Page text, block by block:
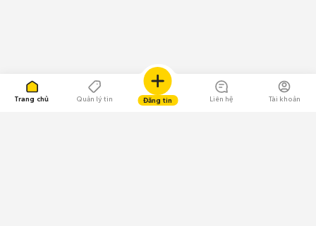
Trang chủ Quản lý tin Đăng tin Liên hệ Tài khoản